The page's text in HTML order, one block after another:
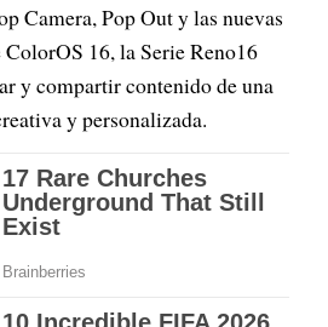
Camera, Pop Out y las nuevas
16, la Serie Reno16
y compartir contenido de una
y personalizada.